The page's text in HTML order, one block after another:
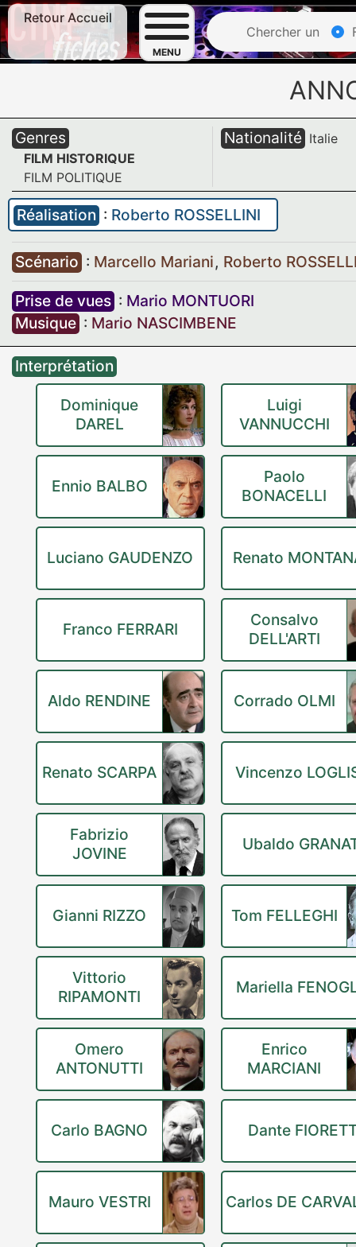
Retour Accueil
MENU
Chercher un
Genres
FILM HISTORIQUE
FILM POLITIQUE
Nationalité Italie
Réalisation : Roberto ROSSELLINI
Scénario : Marcello Mariani, Roberto
Prise de vues : Mario MONTUORI
Musique : Mario NASCIMBENE
Interprétation
Dominique
DAREL
Luigi
VANNUCCHI
Ennio BALBO
Paolo
BONACELLI
Luciano GAUDENZO Renato
Franco FERRARI
Consalvo
DELL'ARTI
Aldo RENDINE Corrado OLMI
Renato SCARPA Vincenzo
Fabrizio
JOVINE
Ubaldo
Gianni RIZZO Tom FELLEGHI
Vittorio
RIPAMONTI
Mariella
Omero
ANTONUTTI
Enrico
MARCIANI
Carlo BAGNO Dante
Mauro VESTRI Carlos DE